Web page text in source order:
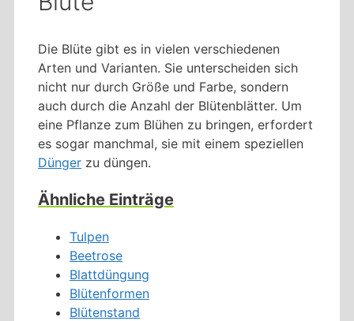
Die Blüte gibt es in vielen verschiedenen
Arten und Varianten. Sie unterscheiden sich
nicht nur durch Größe und Farbe, sondern
auch durch die Anzahl der Blütenblätter. Um
eine Pflanze zum Blühen zu bringen, erfordert
es sogar manchmal, sie mit einem speziellen
Dünger zu düngen.
Ähnliche Einträge
Tulpen
Beetrose
Blattdüngung
Blütenformen
Blütenstand